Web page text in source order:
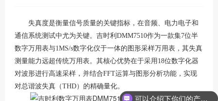
失真度是衡量信号质量的关键指标，在音频、电力电子和
通信系统测试中尤为关键。吉时利DMM7510作为一款集7位半
数字万用表与1MS/s数字化仪于一体的图形采样万用表，其失真
测量能力远超传统万用表。其核心优势在于采用18位数字化器
对波形进行高速采样，并结合FFT运算与图形分析功能，实现
对总谐波失真（THD）的精确量化。
可以介绍下你们的产品么？